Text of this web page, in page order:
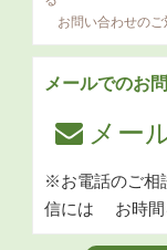
お問い合わせのご
メールでのお
メー
※お電話のご相
信には お時間